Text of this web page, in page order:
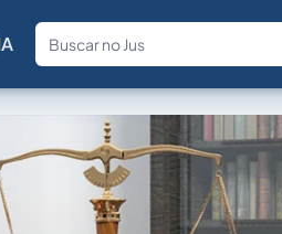
Fale com a IA